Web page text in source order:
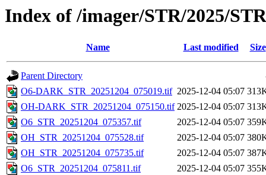
Index of /imager/STR/2025/
Name Last modified Size
Parent Directory
O6-DARK_STR_20251204_075019.tif 2025-12-04 05:07
OH-DARK_STR_20251204_075150.tif 2025-12-04 05:07
O6_STR_20251204_075357.tif
2025-12-04 05:07
OH_STR_20251204_075528.tif
2025-12-04 05:07
OH_STR_20251204_075735.tif
2025-12-04 05:07
O6_STR_20251204_075811.tif
2025-12-04 05:07